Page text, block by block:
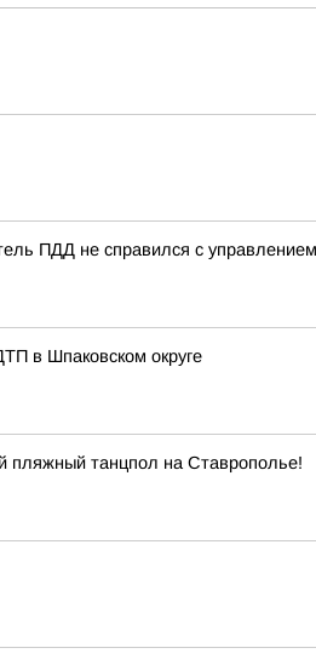
ПДД не справился с
в Шпаковском округе
пляжный танцпол на Ставрополье!